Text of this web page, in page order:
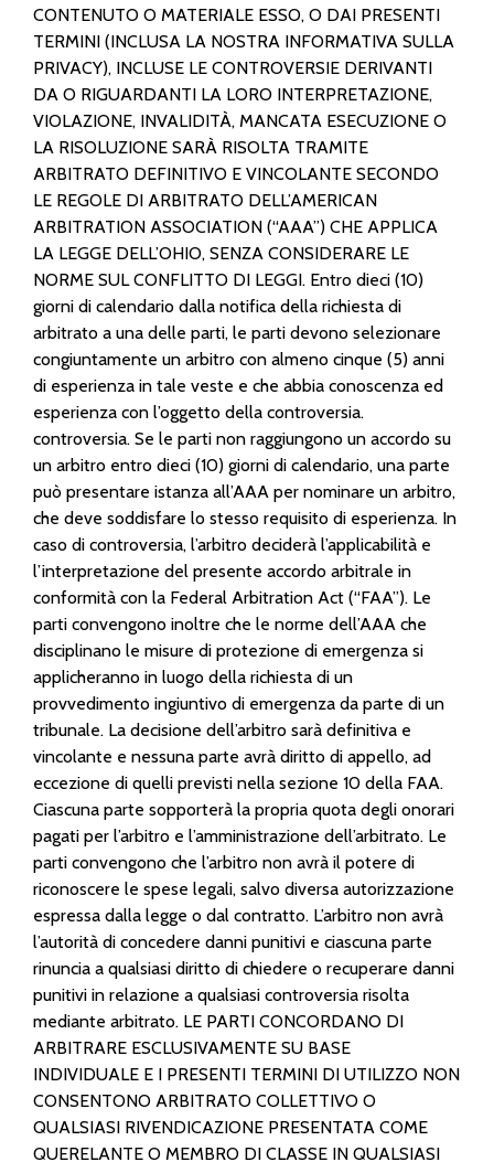
CONTENUTO O MATERIALE ESSO, O DAI PRESENTI
TERMINI (INCLUSA LA NOSTRA INFORMATIVA SULLA
PRIVACY), INCLUSE LE CONTROVERSIE DERIVANTI
DA O RIGUARDANTI LA LORO INTERPRETAZIONE,
VIOLAZIONE, INVALIDITÀ, MANCATA ESECUZIONE O
LA RISOLUZIONE SARÀ RISOLTA TRAMITE
ARBITRATO DEFINITIVO E VINCOLANTE SECONDO
LE REGOLE DI ARBITRATO DELL’AMERICAN
ARBITRATION ASSOCIATION (“AAA”) CHE APPLICA
LA LEGGE DELL’OHIO, SENZA CONSIDERARE LE
NORME SUL CONFLITTO DI LEGGI. Entro dieci (10)
giorni di calendario dalla notifica della richiesta di
arbitrato a una delle parti, le parti devono selezionare
congiuntamente un arbitro con almeno cinque (5) anni
di esperienza in tale veste e che abbia conoscenza ed
esperienza con l’oggetto della controversia.
controversia. Se le parti non raggiungono un accordo su
un arbitro entro dieci (10) giorni di calendario, una parte
può presentare istanza all’AAA per nominare un arbitro,
che deve soddisfare lo stesso requisito di esperienza. In
caso di controversia, l’arbitro deciderà l’applicabilità e
l’interpretazione del presente accordo arbitrale in
conformità con la Federal Arbitration Act (“FAA”). Le
parti convengono inoltre che le norme dell’AAA che
disciplinano le misure di protezione di emergenza si
applicheranno in luogo della richiesta di un
provvedimento ingiuntivo di emergenza da parte di un
tribunale. La decisione dell’arbitro sarà definitiva e
vincolante e nessuna parte avrà diritto di appello, ad
eccezione di quelli previsti nella sezione 10 della FAA.
Ciascuna parte sopporterà la propria quota degli onorari
pagati per l’arbitro e l’amministrazione dell’arbitrato. Le
parti convengono che l’arbitro non avrà il potere di
riconoscere le spese legali, salvo diversa autorizzazione
espressa dalla legge o dal contratto. L’arbitro non avrà
l’autorità di concedere danni punitivi e ciascuna parte
rinuncia a qualsiasi diritto di chiedere o recuperare danni
punitivi in relazione a qualsiasi controversia risolta
mediante arbitrato. LE PARTI CONCORDANO DI
ARBITRARE ESCLUSIVAMENTE SU BASE
INDIVIDUALE E I PRESENTI TERMINI DI UTILIZZO NON
CONSENTONO ARBITRATO COLLETTIVO O
QUALSIASI RIVENDICAZIONE PRESENTATA COME
QUERELANTE O MEMBRO DI CLASSE IN QUALSIASI